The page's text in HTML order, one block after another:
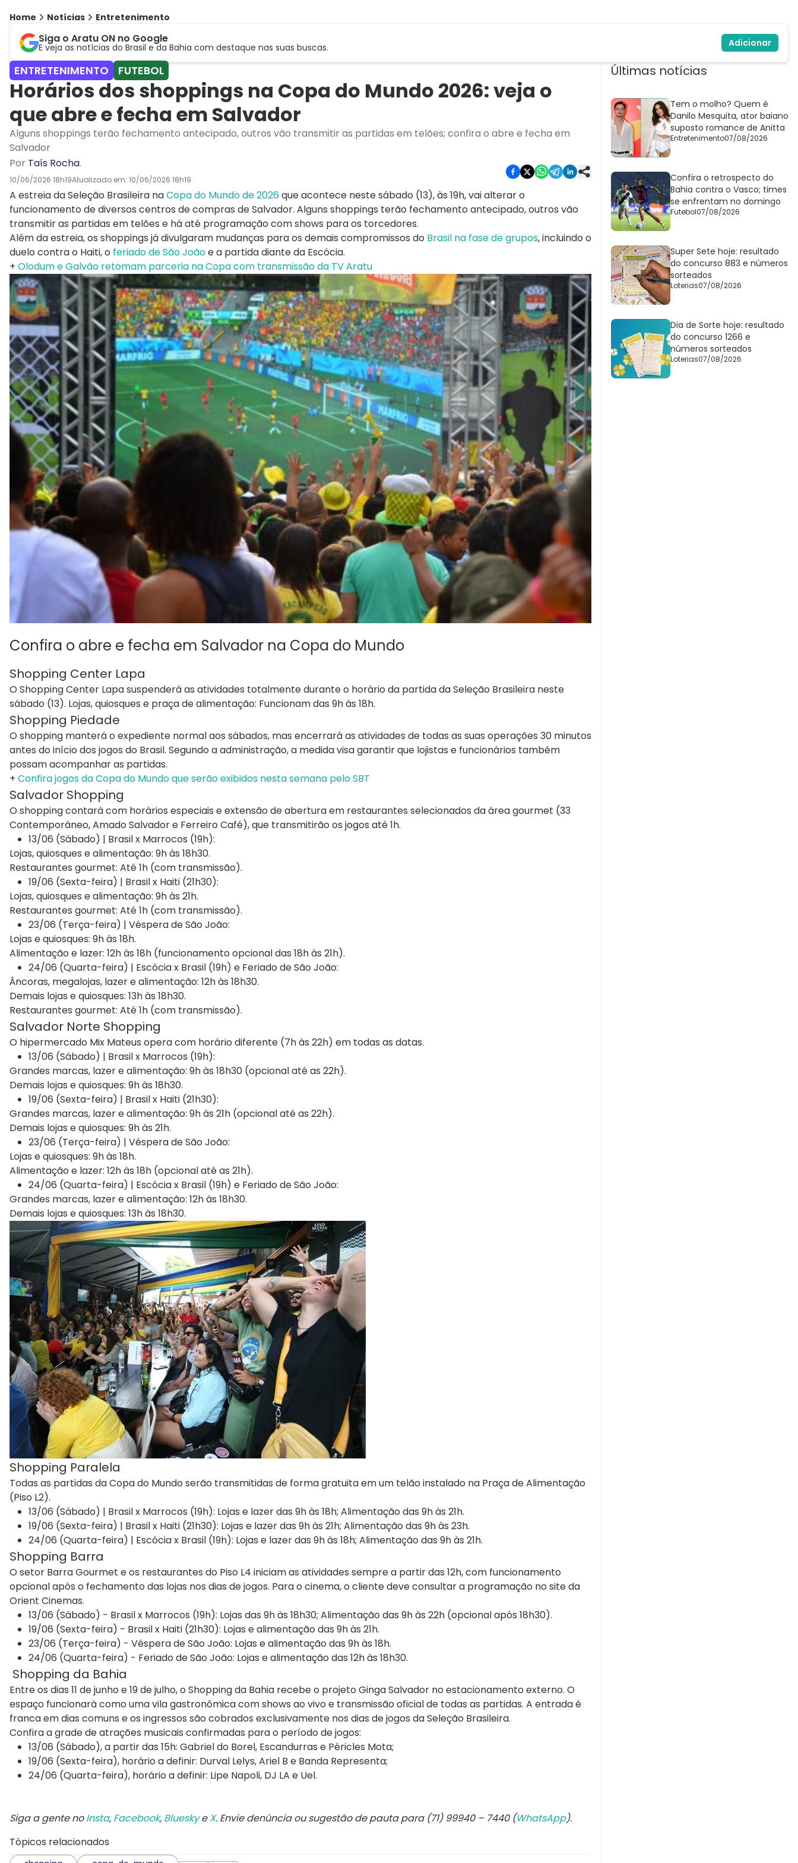
Home Notícias Entretenimento
Siga o Aratu ON no Google
E veja as notícias do Brasil e da Bahia com destaque nas suas buscas. Adicionar
ENTRETENIMENTO FUTEBOL
Horários dos shoppings na Copa do Mundo 2026: veja o
que abre e fecha em Salvador
Alguns shoppings terão fechamento antecipado, outros vão transmitir as partidas em telões; confira o abre e fecha em
Salvador
Por Taís Rocha.
10/06/2026 18h19Atualizado em: 10/06/2026 18h19
A estreia da Seleção Brasileira naCopa do Mundo de 2026que acontece neste sábado (13), às 19h, vai alterar o
funcionamento de diversos centros de compras de Salvador. Alguns shoppings terão fechamento antecipado, outros vão
transmitir as partidas em telões e há até programação com shows para os torcedores.
Além da estreia, os shoppings já divulgaram mudanças para os demais compromissos do Brasil na fase de grupos, incluindo o
duelo contra o Haiti, o feriado de São Joãoe a partida diante da Escócia.
+ Olodum e Galvão retomam parceria na Copa com transmissão da TV Aratu
Confira o abre e fecha em Salvador na Copa do Mundo
Shopping Center Lapa
O Shopping Center Lapa suspenderá as atividades totalmente durante o horário da partida da Seleção Brasileira neste
sábado (13). Lojas, quiosques e praça de alimentação: Funcionam das 9h às 18h.
Shopping Piedade
O shopping manterá o expediente normal aos sábados, mas encerrará as atividades de todas as suas operações 30 minutos
antes do início dos jogos do Brasil. Segundo a administração, a medida visa garantir que lojistas e funcionários também
possam acompanhar as partidas.
+ Confira jogos da Copa do Mundo que serão exibidos nesta semana pelo SBT
Salvador Shopping
O shopping contará com horários especiais e extensão de abertura em restaurantes selecionados da área gourmet (33
Contemporâneo, Amado Salvador e Ferreiro Café), que transmitirão os jogos até 1h.
13/06 (Sábado) | Brasil x Marrocos (19h):
Lojas, quiosques e alimentação: 9h às 18h30.
Restaurantes gourmet: Até 1h (com transmissão).
19/06 (Sexta-feira) | Brasil x Haiti (21h30):
Lojas, quiosques e alimentação: 9h às 21h.
Restaurantes gourmet: Até 1h (com transmissão).
23/06 (Terça-feira) | Véspera de São João:
Lojas e quiosques: 9h às 18h.
Alimentação e lazer: 12h às 18h (funcionamento opcional das 18h às 21h).
24/06 (Quarta-feira) | Escócia x Brasil (19h) e Feriado de São João:
Âncoras, megalojas, lazer e alimentação: 12h às 18h30.
Demais lojas e quiosques: 13h às 18h30.
Restaurantes gourmet: Até 1h (com transmissão).
Salvador Norte Shopping
O hipermercado Mix Mateus opera com horário diferente (7h às 22h) em todas as datas.
13/06 (Sábado) | Brasil x Marrocos (19h):
Grandes marcas, lazer e alimentação: 9h às 18h30 (opcional até as 22h).
Demais lojas e quiosques: 9h às 18h30.
19/06 (Sexta-feira) | Brasil x Haiti (21h30):
Grandes marcas, lazer e alimentação: 9h às 21h (opcional até as 22h).
Demais lojas e quiosques: 9h às 21h.
23/06 (Terça-feira) | Véspera de São João:
Lojas e quiosques: 9h às 18h.
Alimentação e lazer: 12h às 18h (opcional até as 21h).
24/06 (Quarta-feira) | Escócia x Brasil (19h) e Feriado de São João:
Grandes marcas, lazer e alimentação: 12h às 18h30.
Demais lojas e quiosques: 13h às 18h30.
Shopping Paralela
Todas as partidas da Copa do Mundo serão transmitidas de forma gratuita em um telão instalado na Praça de Alimentação
(Piso L2).
13/06 (Sábado) | Brasil x Marrocos (19h): Lojas e lazer das 9h às 18h; Alimentação das 9h às 21h.
19/06 (Sexta-feira) | Brasil x Haiti (21h30): Lojas e lazer das 9h às 21h; Alimentação das 9h às 23h.
24/06 (Quarta-feira) | Escócia x Brasil (19h): Lojas e lazer das 9h às 18h; Alimentação das 9h às 21h.
Shopping Barra
O setor Barra Gourmet e os restaurantes do Piso L4 iniciam as atividades sempre a partir das 12h, com funcionamento
opcional após o fechamento das lojas nos dias de jogos. Para o cinema, o cliente deve consultar a programação no site da
Orient Cinemas.
13/06 (Sábado) - Brasil x Marrocos (19h): Lojas das 9h às 18h30; Alimentação das 9h às 22h (opcional após 18h30).
19/06 (Sexta-feira) - Brasil x Haiti (21h30): Lojas e alimentação das 9h às 21h.
23/06 (Terça-feira) - Véspera de São João: Lojas e alimentação das 9h às 18h.
24/06 (Quarta-feira) - Feriado de São João: Lojas e alimentação das 12h às 18h30.
Shopping da Bahia
Entre os dias 11 de junho e 19 de julho, o Shopping da Bahia recebe o projeto Ginga Salvador no estacionamento externo. O
espaço funcionará como uma vila gastronômica com shows ao vivo e transmissão oficial de todas as partidas. A entrada é
franca em dias comuns e os ingressos são cobrados exclusivamente nos dias de jogos da Seleção Brasileira.
Confira a grade de atrações musicais confirmadas para o período de jogos:
13/06 (Sábado), a partir das 15h: Gabriel do Borel, Escandurras e Péricles Mota;
19/06 (Sexta-feira), horário a definir: Durval Lelys, Ariel B e Banda Representa;
24/06 (Quarta-feira), horário a definir: Lipe Napoli, DJ LA e Uel.
Siga a gente noInsta, Facebook, BlueskyeX. Envie denúncia ou sugestão de pauta para (71) 99940 – 7440 (WhatsApp).
Tópicos relacionados
Últimas notícias
Tem o molho? Quem é
Danilo Mesquita, ator baiano
suposto romance de Anitta
Entretenimento07/08/2026
Confira o retrospecto do
Bahia contra o Vasco; times
se enfrentam no domingo
Futebol07/08/2026
Super Sete hoje: resultado
do concurso 883 e números
sorteados
Loterias07/08/2026
Dia de Sorte hoje: resultado
do concurso 1266 e
números sorteados
Loterias07/08/2026